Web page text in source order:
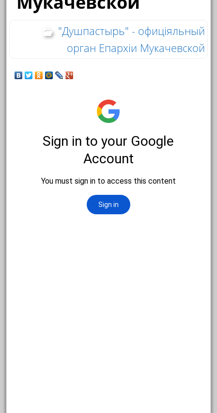
"Душпастырь" - офиціяльный
орган Епархіи Мукачевской